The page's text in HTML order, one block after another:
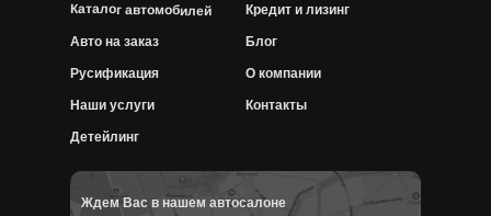
Контакты
Кредит и лизинг
Блог
Наши услуги
Авто на заказ
Русификация
Детейлинг
О компании
Каталог автомобилей
Ждем Вас в нашем автосалоне